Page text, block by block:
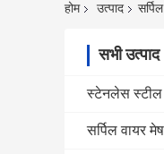
होम उत्पाद
सभी उत्पाद
स्टेनलेस
सर्पिल वायर मेष